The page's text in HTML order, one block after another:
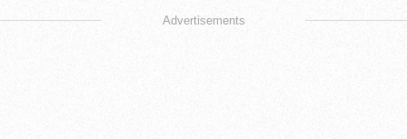
Advertisements